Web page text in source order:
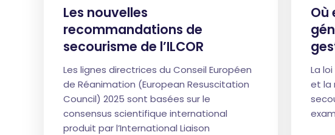
Les nouvelles
recommandations de
secourisme de l’ILCOR
Les lignes directrices du Conseil Européen
de Réanimation (European Resuscitation
Council) 2025 sont basées sur le
consensus scientifique international
produit par l’International Liaison
Où
La
et la